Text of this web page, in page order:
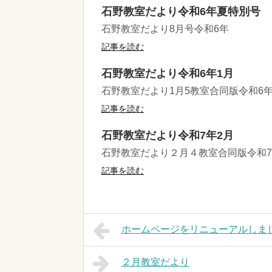
石野教室だより令和6年夏特別号
石野教室だより8月号令和6年
記事を読む
石野教室だより令和6年1月
石野教室だより1月5教室合同版令和6
記事を読む
石野教室だより令和7年2月
石野教室だより２月４教室合同版令和
記事を読む
ホームページをリニューアルしま
２月教室だより